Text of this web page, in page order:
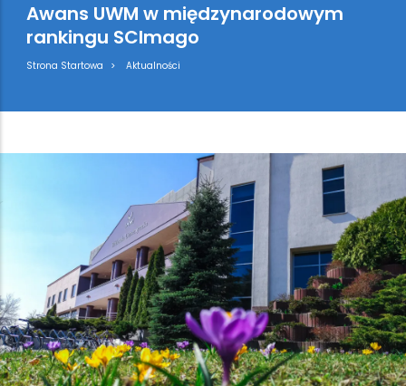
Awans UWM w międzynarodowym
rankingu SCImago
Breadcrumb
Strona Startowa Aktualności